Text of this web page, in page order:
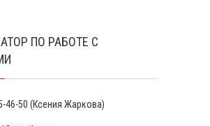
ПО РАБОТЕ С
46-50 (Ксения Жаркова)